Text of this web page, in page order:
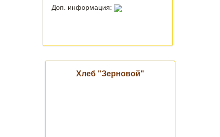
Доп. информация:
Хлеб "Зерновой"